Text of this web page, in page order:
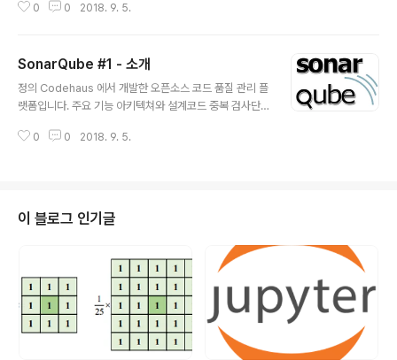
충돌을 방지하기 위해 각자 작업한 내용을 공유 영역에 있
0 0 2018. 9. 5.
SonarQube #1 - 소개
정의 Codehaus 에서 개발한 오픈소스 코드 품질 관리 플
랫폼입니다. 주요 기능 아키텍쳐와 설계코드 중복 검사단
여부0 0 2018. 9. 5.
이 블로그 인기글